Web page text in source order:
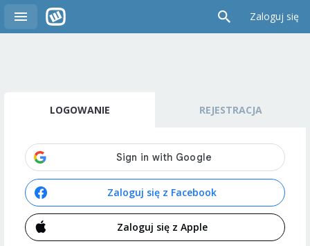
Zaloguj się
LOGOWANIE REJESTRACJA
Zaloguj się z Facebook
Zaloguj się z Apple